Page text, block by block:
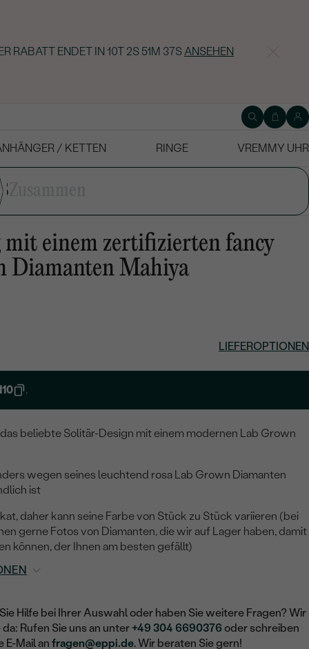
RABATT ENDET IN 10T 2S 51M 36SANSEHEN
/ KETTEN RINGE VREMMY UHR
3
mit einem zertifizierten fancy
Diamanten Mahiya
LIEFEROPTIONEN
.
beliebte Solitär-Design mit einem modernen Lab Grown
wegen seines leuchtend rosa Lab Grown Diamanten
ist
daher kann seine Farbe von Stück zu Stück variieren (bei
gerne Fotos von Diamanten, die wir auf Lager haben, damit
können, der Ihnen am besten gefällt)
Hilfe bei Ihrer Auswahl oder haben Sie weitere Fragen? Wir
Rufen Sie uns an unter +49 304 6690376 oder schreiben
E-Mail anfragen@eppi.de. Wir beraten Sie gern!